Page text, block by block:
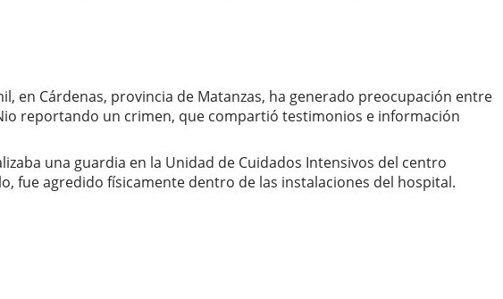
en Cárdenas, provincia de Matanzas, ha generado preocupación entre
reportando un crimen, que compartió testimonios e información
una guardia en la Unidad de Cuidados Intensivos del centro
fue agredido físicamente dentro de las instalaciones del hospital.